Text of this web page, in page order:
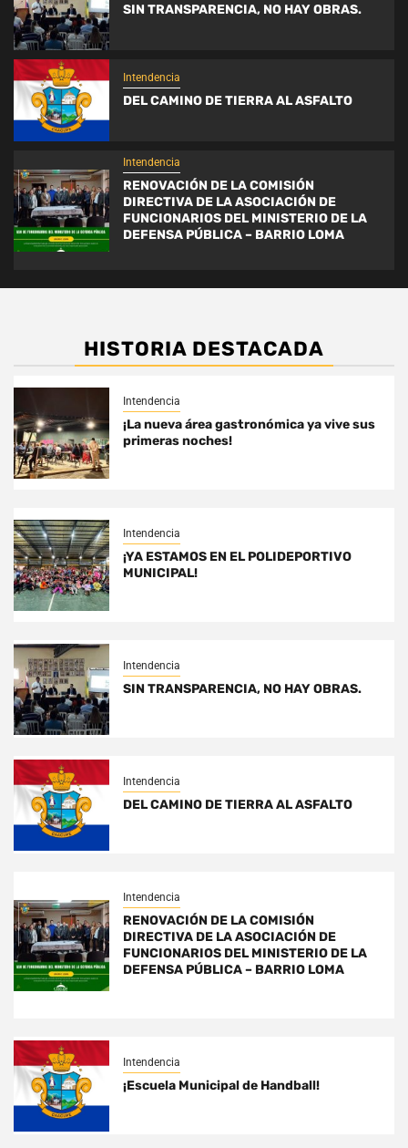
SIN TRANSPARENCIA, NO HAY OBRAS.
Intendencia
DEL CAMINO DE TIERRA AL ASFALTO
Intendencia
RENOVACIÓN DE LA COMISIÓN
DIRECTIVA DE LA ASOCIACIÓN DE
FUNCIONARIOS DEL MINISTERIO DE LA
DEFENSA PÚBLICA – BARRIO LOMA
HISTORIA DESTACADA
Intendencia
¡La nueva área gastronómica ya vive sus
primeras noches!
Intendencia
¡YA ESTAMOS EN EL POLIDEPORTIVO
MUNICIPAL!
Intendencia
SIN TRANSPARENCIA, NO HAY OBRAS.
Intendencia
DEL CAMINO DE TIERRA AL ASFALTO
Intendencia
RENOVACIÓN DE LA COMISIÓN
DIRECTIVA DE LA ASOCIACIÓN DE
FUNCIONARIOS DEL MINISTERIO DE LA
DEFENSA PÚBLICA – BARRIO LOMA
Intendencia
¡Escuela Municipal de Handball!